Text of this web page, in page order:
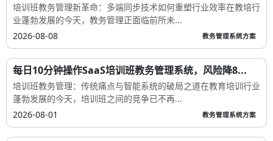
培训班教务管理新革命：多端同步技术如何重塑行业效率在教培行
业蓬勃发展的今天，教务管理正面临前所未...
2026-08-08
教务管理系统方案
每日10分钟操作SaaS培训班教务管理系统，风险降8...
培训班教务管理：传统痛点与智能系统的破局之道在教育培训行业
蓬勃发展的今天，培训班之间的竞争已不再...
2026-08-01
教务管理系统方案